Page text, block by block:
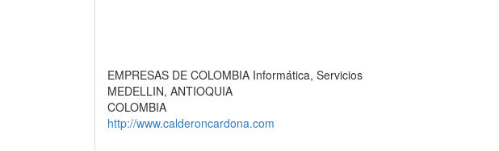
EMPRESAS DE COLOMBIA Informática, Servicios
MEDELLIN, ANTIOQUIA
COLOMBIA
http://www.calderoncardona.com